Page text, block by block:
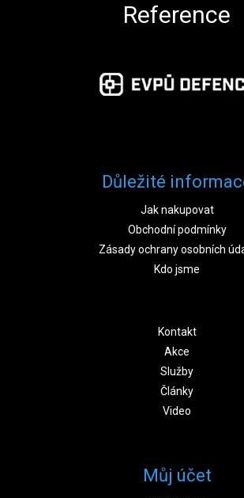
Reference
Důležité
Jak nakupovat
Obchodní podmínky
Zásady ochrany osobních
Kdo jsme
Kontakt
Akce
Služby
Články
Video
Můj účet